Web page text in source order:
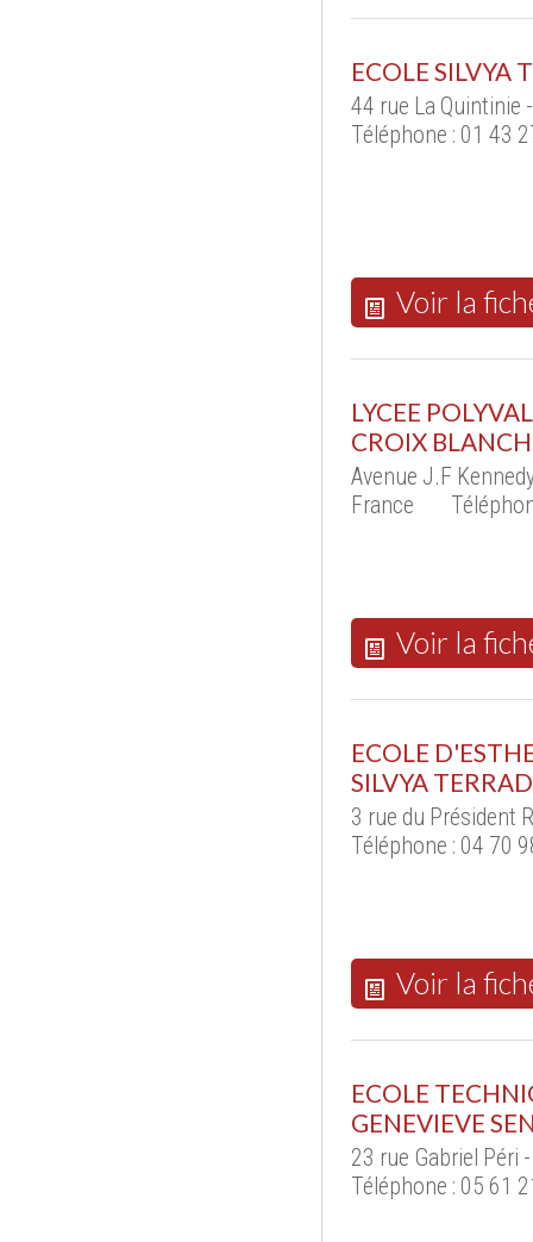
ECOLE SILVYA
44 rue La Quintinie
Téléphone : 01 43
Voir la
LYCEE
CROIX
Avenue J.F
France
Voir la
ECOLE
SILVYA
3 rue du Président
Téléphone : 04 70
Voir la
ECOLE
GENEVIEVE
23 rue Gabriel Péri
Téléphone : 05 61